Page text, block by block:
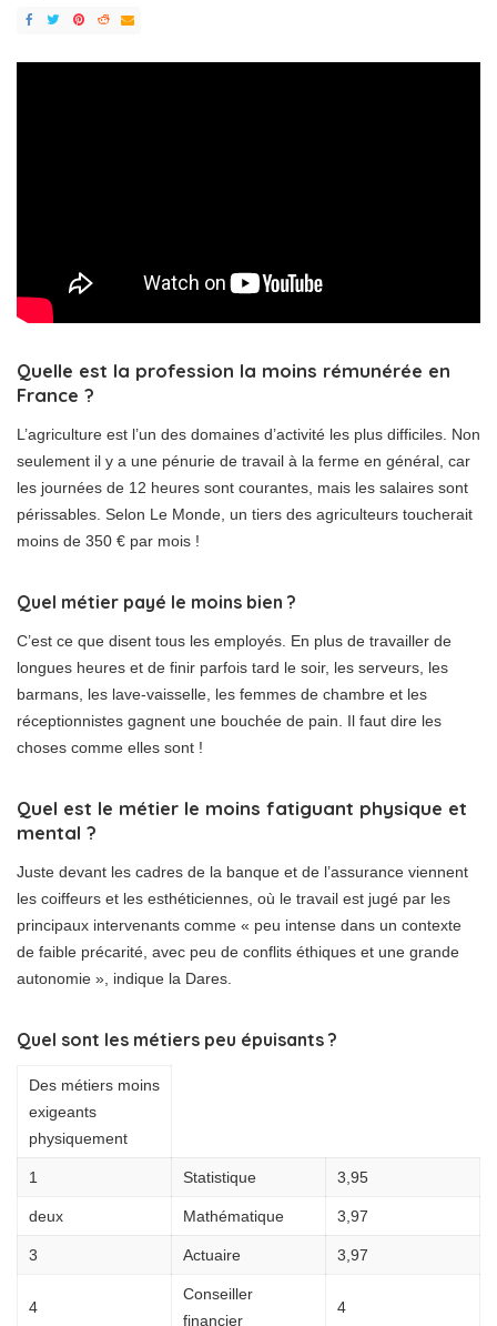
Quelle est la profession la moins rémunérée en
France ?
L’agriculture est l’un des domaines d’activité les plus difficiles. Non
seulement il y a une pénurie de travail à la ferme en général, car
les journées de 12 heures sont courantes, mais les salaires sont
périssables. Selon Le Monde, un tiers des agriculteurs toucherait
moins de 350 € par mois !
Quel métier payé le moins bien ?
C’est ce que disent tous les employés. En plus de travailler de
longues heures et de finir parfois tard le soir, les serveurs, les
barmans, les lave-vaisselle, les femmes de chambre et les
réceptionnistes gagnent une bouchée de pain. Il faut dire les
choses comme elles sont !
Quel est le métier le moins fatiguant physique et
mental ?
Juste devant les cadres de la banque et de l’assurance viennent
les coiffeurs et les esthéticiennes, où le travail est jugé par les
principaux intervenants comme « peu intense dans un contexte
de faible précarité, avec peu de conflits éthiques et une grande
autonomie », indique la Dares.
Quel sont les métiers peu épuisants ?
Des métiers moins
exigeants
physiquement
1 Statistique 3,95
deux Mathématique 3,97
3 Actuaire 3,97
4
Conseiller
financier
4